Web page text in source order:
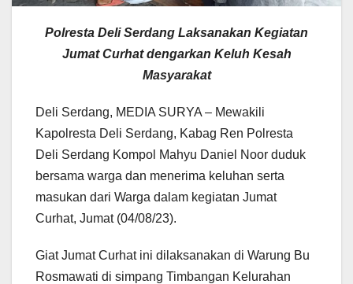
Polresta Deli Serdang Laksanakan Kegiatan
Jumat Curhat dengarkan Keluh Kesah
Masyarakat
Deli Serdang, MEDIA SURYA – Mewakili
Kapolresta Deli Serdang, Kabag Ren Polresta
Deli Serdang Kompol Mahyu Daniel Noor duduk
bersama warga dan menerima keluhan serta
masukan dari Warga dalam kegiatan Jumat
Curhat, Jumat (04/08/23).
Giat Jumat Curhat ini dilaksanakan di Warung Bu
Rosmawati di simpang Timbangan Kelurahan